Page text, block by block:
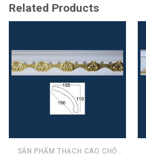
Related Products
SẢN PHẨM THẠCH CAO CHỐNG ẨM